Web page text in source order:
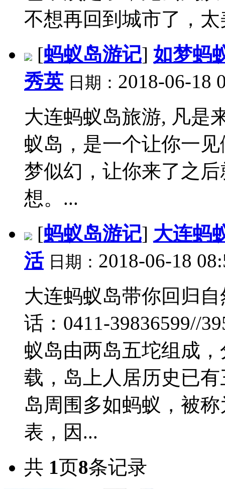
不想再回到城市了，太
[蚂蚁岛游记] 如梦蚂
秀英 日期： 2018-06-18
大连蚂蚁岛旅游, 凡是
蚁岛，是一个让你一
梦似幻，让你来了之
想。...
[蚂蚁岛游记] 大连蚂
活 日期： 2018-06-18
大连蚂蚁岛带你回归
话：0411-39836599//
蚁岛由两岛五坨组成
载，岛上人居历史已
岛周围多如蚂蚁，被
表，因...
共 1页8条记录